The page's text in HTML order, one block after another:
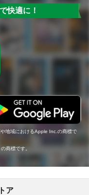
快適に！
地域におけるApple Inc.の商標で
商標です。
ア